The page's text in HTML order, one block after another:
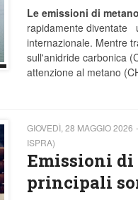
Le emissioni di
rapidamente diventate
internazionale. Mentre
sull'anidride carbonica
attenzione al metano
GIOVEDÌ, 28 MAGGIO 2026
ISPRA)
Emissioni
principali